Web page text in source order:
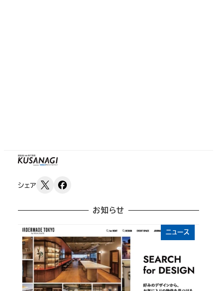
シェア
お知らせ
ニュース